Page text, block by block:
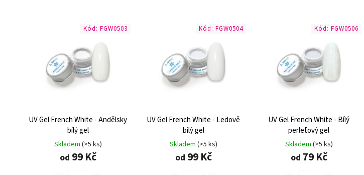
UV Gel French White - Andělsky
bílý gel
Skladem (>5 ks)
od 99 Kč
Kód: FGW0503
UV Gel French White - Ledově
bílý gel
Skladem (>5 ks)
od 99 Kč
Kód: FGW0504
UV Gel French White - Bílý
perleťový gel
Skladem (>5 ks)
od 79 Kč
Kód: FGW0506